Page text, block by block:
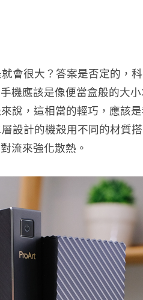
會很大？答案是否定的，
機應該是像便當盒般的大
，這相當的輕巧，應該
設計的機殼用不同的材質
流來強化散熱。